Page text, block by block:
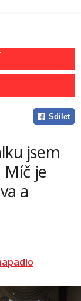
Sdílet
jsem
Míč je
a